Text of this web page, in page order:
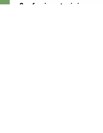
Sauf avis autorisé, ne